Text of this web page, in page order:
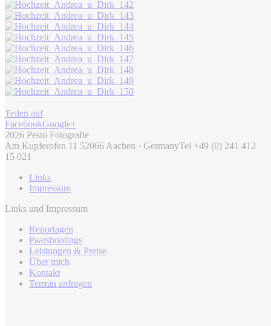
Teilen auf
FacebookGoogle+
2026 Pesto Fotografie
Am Kupferofen 11 52066 Aachen · GermanyTel +49 (0) 241 412
15 021
Links
Impressum
Links und Impressum
Reportagen
Paarshootings
Leistungen & Preise
Über mich
Kontakt
Termin anfragen